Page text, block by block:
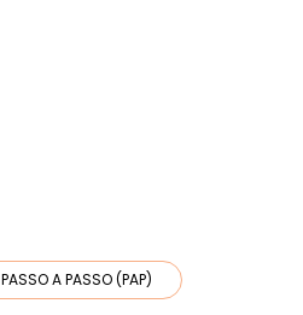
PASSO A PASSO (PAP)